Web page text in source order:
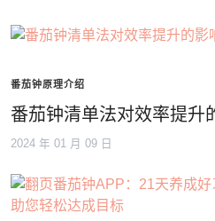
番茄钟原理介绍
番茄钟清单法对效率提升
2024 年 01 月 09 日